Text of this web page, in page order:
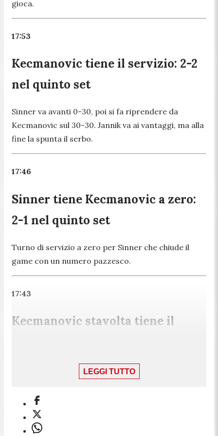
gioca.
17:53
Kecmanovic tiene il servizio: 2-2
nel quinto set
Sinner va avanti 0-30, poi si fa riprendere da
Kecmanovic sul 30-30. Jannik va ai vantaggi, ma alla
fine la spunta il serbo.
17:46
Sinner tiene Kecmanovic a zero:
2-1 nel quinto set
Turno di servizio a zero per Sinner che chiude il
game con un numero pazzesco.
17:43
Kecmanovic stavolta tiene il
Kecmanovic tiene il servizio 40-15 e torna a vincere
17:41
LEGGI TUTTO